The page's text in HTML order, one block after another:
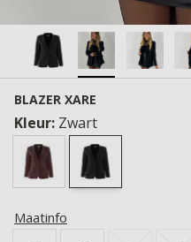
BLAZER XARE
Kleur: Zwart
Maatinfo